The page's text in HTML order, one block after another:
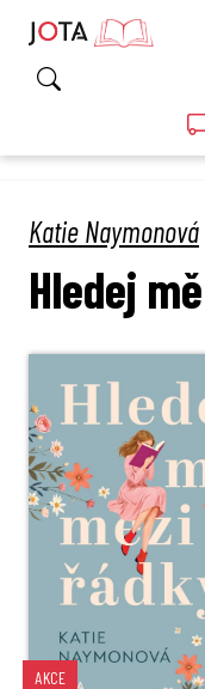
AKCE
Katie Naymonová
Hledej